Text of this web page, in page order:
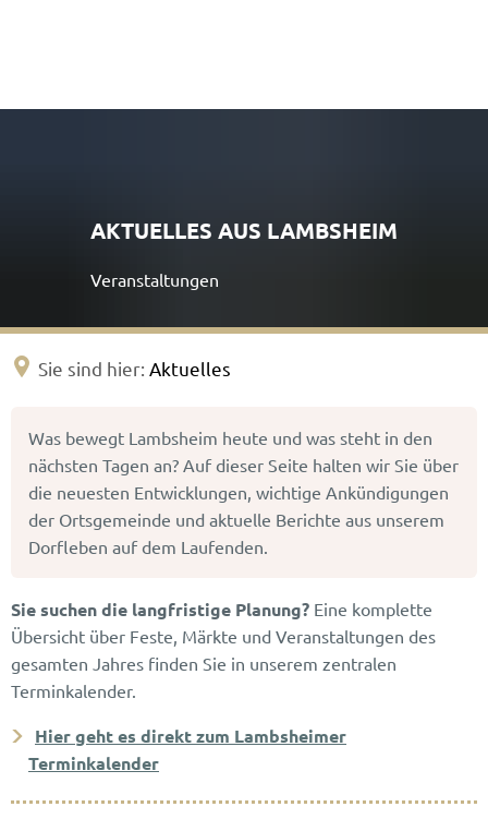
AKTUELLES AUS LAMBSHEIM
Veranstaltungen
Sie sind hier: Aktuelles
Veranstaltungen
Ortsgemeinde
Was bewegt Lambsheim heute und was steht in den
nächsten Tagen an? Auf dieser Seite halten wir Sie über
die neuesten Entwicklungen, wichtige Ankündigungen
der Ortsgemeinde und aktuelle Berichte aus unserem
Dorfleben auf dem Laufenden.
Sie suchen die langfristige Planung? Eine komplette
Übersicht über Feste, Märkte und Veranstaltungen des
gesamten Jahres finden Sie in unserem zentralen
Terminkalender.
Hier geht es direkt zum Lambsheimer
Terminkalender